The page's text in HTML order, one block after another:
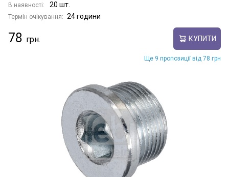
В наявності: 20 шт.
Термін очікування: 24 години
78 КУПИТИ
Ще 9 пропозиції від 78 грн